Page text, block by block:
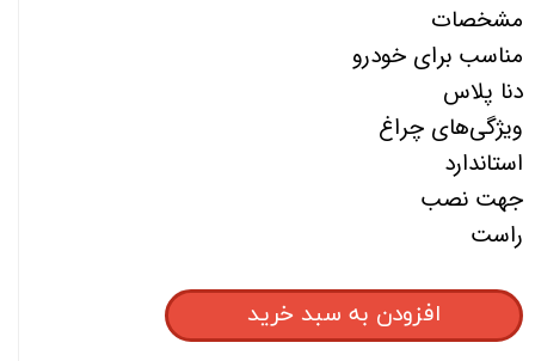
مشخصات
مناسب برای خودرو
دنا پلاس
ویژگی‌های چراغ
استاندارد
جهت نصب
راست
افزودن به سبد خرید